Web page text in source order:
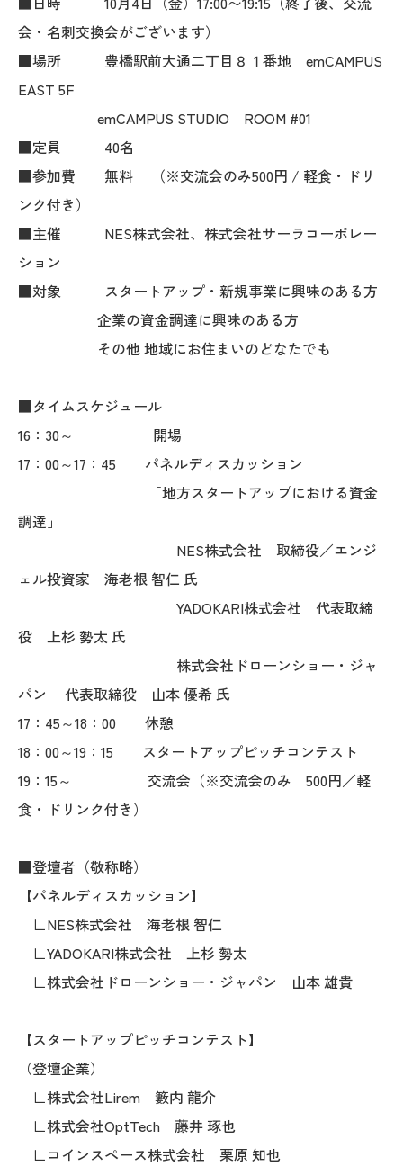
会・名刺交換会がございます）
■場所 豊橋駅前大通二丁目８１番地 emCAMPUS
EAST 5F
emCAMPUS STUDIO ROOM #01
■定員 40名
■参加費 無料 （※交流会のみ500円 / 軽食・ドリ
ンク付き）
■主催 NES株式会社、株式会社サーラコーポレー
ション
■対象 スタートアップ・新規事業に興味のある方
企業の資金調達に興味のある方
その他 地域にお住まいのどなたでも
■タイムスケジュール
16：30～ 開場
17：00～17：45 パネルディスカッション
「地方スタートアップにおける資金
調達」
NES株式会社 取締役／エンジ
ェル投資家 海老根 智仁 氏
YADOKARI株式会社 代表取締
役 上杉 勢太 氏
株式会社ドローンショー・ジャ
パン 代表取締役 山本 優希 氏
17：45～18：00 休憩
18：00～19：15 スタートアップピッチコンテスト
19：15～ 交流会（※交流会のみ 500円／軽
食・ドリンク付き）
■登壇者（敬称略）
【パネルディスカッション】
∟NES株式会社 海老根 智仁
∟YADOKARI株式会社 上杉 勢太
∟株式会社ドローンショー・ジャパン 山本 雄貴
【スタートアップピッチコンテスト】
（登壇企業）
∟株式会社Lirem 籔内 龍介
∟株式会社OptTech 藤井 琢也
∟コインスペース株式会社 栗原 知也